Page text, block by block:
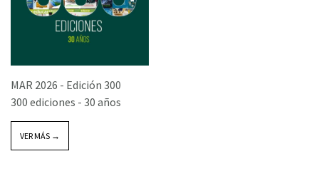
MAR 2026 - Edición 300
300 ediciones - 30 años
VER MÁS →